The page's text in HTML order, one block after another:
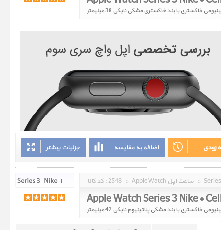
جزئیات بیشتر اضافه به مقایسه زودی
کد کالا : 2548 » Apple Watch ساعت اپل »